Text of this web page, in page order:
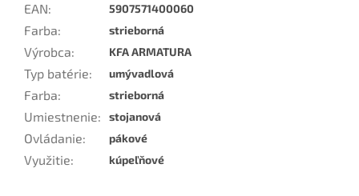
EAN: 5907571400060
Farba: strieborná
Výrobca: KFA ARMATURA
Typ batérie: umývadlová
Farba: strieborná
Umiestnenie: stojanová
Ovládanie: pákové
Využitie: kúpeľňové